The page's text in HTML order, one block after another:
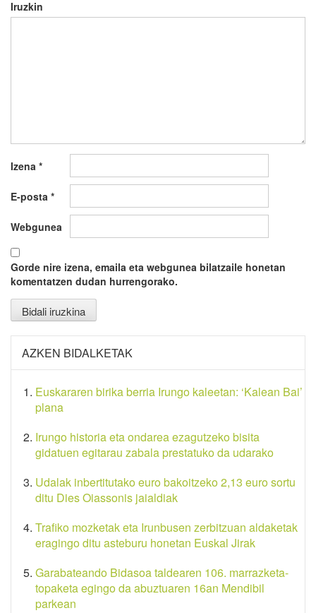
Iruzkin
Izena *
E-posta *
Webgunea
Gorde nire izena, emaila eta webgunea bilatzaile honetan
komentatzen dudan hurrengorako.
AZKEN BIDALKETAK
Euskararen birika berria Irungo kaleetan: ‘Kalean Bai’
plana
Irungo historia eta ondarea ezagutzeko bisita
gidatuen egitarau zabala prestatuko da udarako
Udalak inbertitutako euro bakoitzeko 2,13 euro sortu
ditu Dies Oiassonis jaialdiak
Trafiko mozketak eta Irunbusen zerbitzuan aldaketak
eragingo ditu asteburu honetan Euskal Jirak
Garabateando Bidasoa taldearen 106. marrazketa-
topaketa egingo da abuztuaren 16an Mendibil
parkean